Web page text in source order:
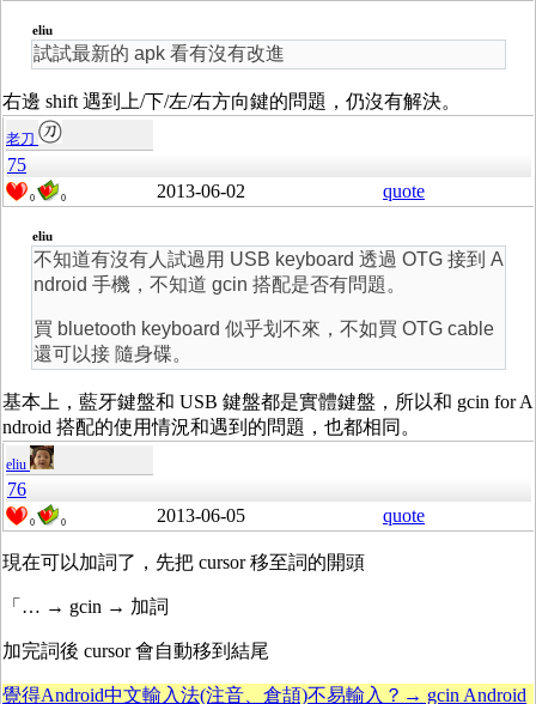
eliu
試試最新的 apk 看有沒有改進
右邊 shift 遇到上/下/左/右方向鍵的問題，仍沒有解決。
老刀
75
0 0 2013-06-02 quote
eliu
不知道有沒有人試過用 USB keyboard 透過 OTG 接到 A
ndroid 手機，不知道 gcin 搭配是否有問題。
買 bluetooth keyboard 似乎划不來，不如買 OTG cable
還可以接 隨身碟。
基本上，藍牙鍵盤和 USB 鍵盤都是實體鍵盤，所以和 gcin for A
ndroid 搭配的使用情況和遇到的問題，也都相同。
eliu
76
0 0 2013-06-05 quote
現在可以加詞了，先把 cursor 移至詞的開頭
「… → gcin → 加詞
加完詞後 cursor 會自動移到結尾
覺得Android中文輸入法(注音、倉頡)不易輸入？→ gcin Android